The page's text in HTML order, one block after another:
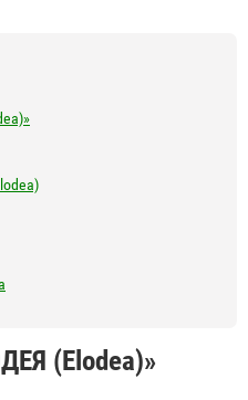
(Elodea)»